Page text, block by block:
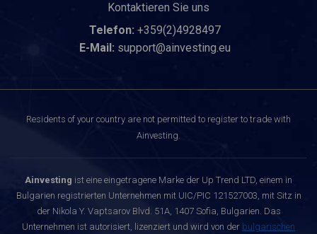
Kontaktieren Sie uns
Telefon: +359(2)4928497
E-Mail: support@ainvesting.eu
Residents of your country are not permitted to register to trade with
Ainvesting.
Ainvesting ist eine eingetragene Marke der Up Trend LTD, einem in
Bulgarien registrierten Unternehmen mit UIC/PIC 121527003, mit Sitz in
der Nikola Y. Vaptsarov Blvd. 51A, 1407 Sofia, Bulgarien. Das
Unternehmen ist autorisiert, lizenziert und wird von der bulgarischen